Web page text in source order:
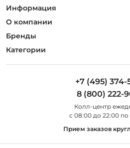
Информация
Политика конфиденциальности
Гарантия
Оплата и доставка
О компании
О компании
Контакты
Бренды
Artelamp
Категории
Люстры
Уличные светильники
+7 (495) 374-
8 (800) 222-
Колл-центр
с 08:00 до 22:00
Прием заказов